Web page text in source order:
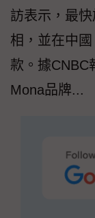
訪表示，最
相，並在中
款。據CNBC
Mona品牌...